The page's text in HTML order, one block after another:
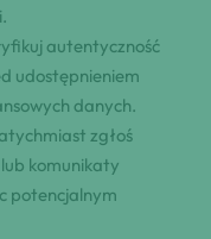
autentyczność
udostępnieniem
danych.
zgłoś
komunikaty
potencjalnym